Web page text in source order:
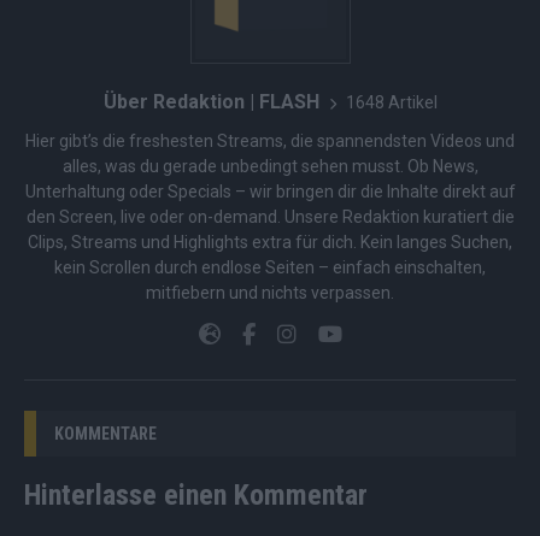
Über Redaktion | FLASH 1648 Artikel
Hier gibt’s die freshesten Streams, die spannendsten Videos und
alles, was du gerade unbedingt sehen musst. Ob News,
Unterhaltung oder Specials – wir bringen dir die Inhalte direkt auf
den Screen, live oder on-demand. Unsere Redaktion kuratiert die
Clips, Streams und Highlights extra für dich. Kein langes Suchen,
kein Scrollen durch endlose Seiten – einfach einschalten,
mitfiebern und nichts verpassen.
KOMMENTARE
Hinterlasse einen Kommentar